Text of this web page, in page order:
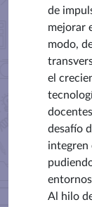
de
mejorar
modo,
el
desafío
integren
Al hilo